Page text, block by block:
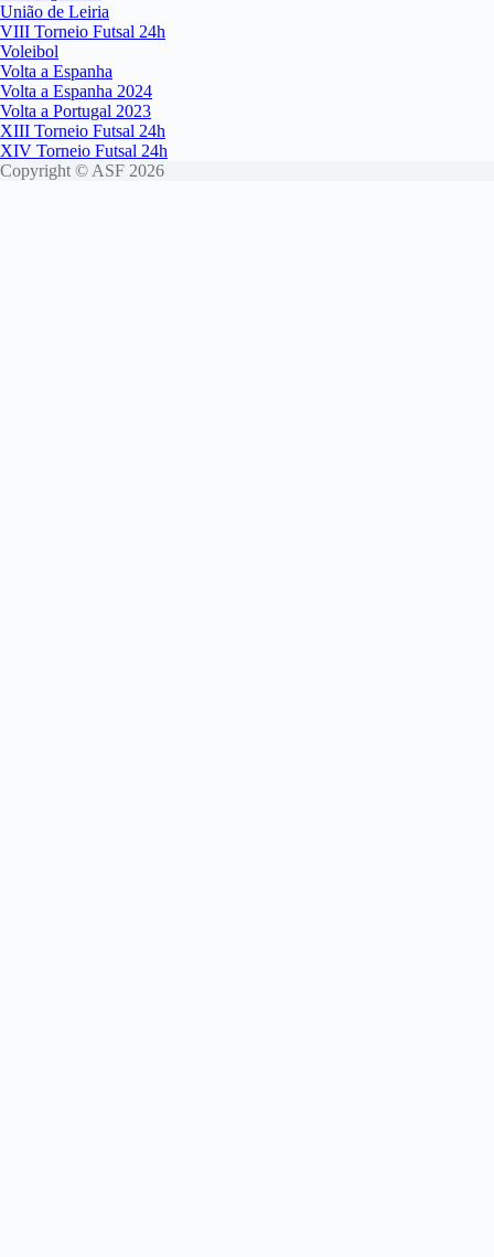
União de Leiria
VIII Torneio Futsal 24h
Voleibol
Volta a Espanha
Volta a Espanha 2024
Volta a Portugal 2023
XIII Torneio Futsal 24h
XIV Torneio Futsal 24h
Copyright © ASF 2026